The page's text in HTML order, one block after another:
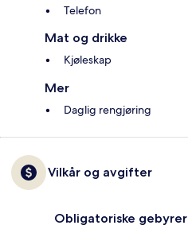
Telefon
Mat og drikke
Kjøleskap
Mer
Daglig rengjøring
Vilkår og avgifter
Obligatoriske gebyrer